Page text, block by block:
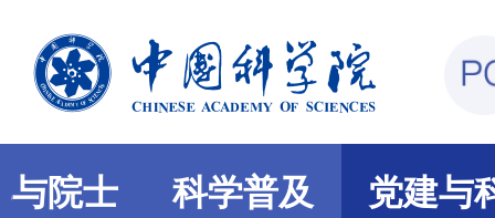
与院士 科学普及 党建与